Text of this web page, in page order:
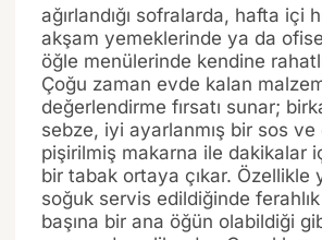
ağırlandığı sofralarda, hafta içi
akşam yemeklerinde ya da
öğle menülerinde kendine
Çoğu zaman evde kalan
değerlendirme fırsatı sunar;
sebze, iyi ayarlanmış bir sos ve
pişirilmiş makarna ile dakikalar
bir tabak ortaya çıkar. Özellikle
soğuk servis edildiğinde
başına bir ana öğün olabildiği